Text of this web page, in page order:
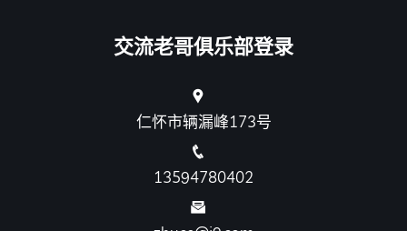
交流老哥俱乐部登录
仁怀市辆漏峰173号
13594780402